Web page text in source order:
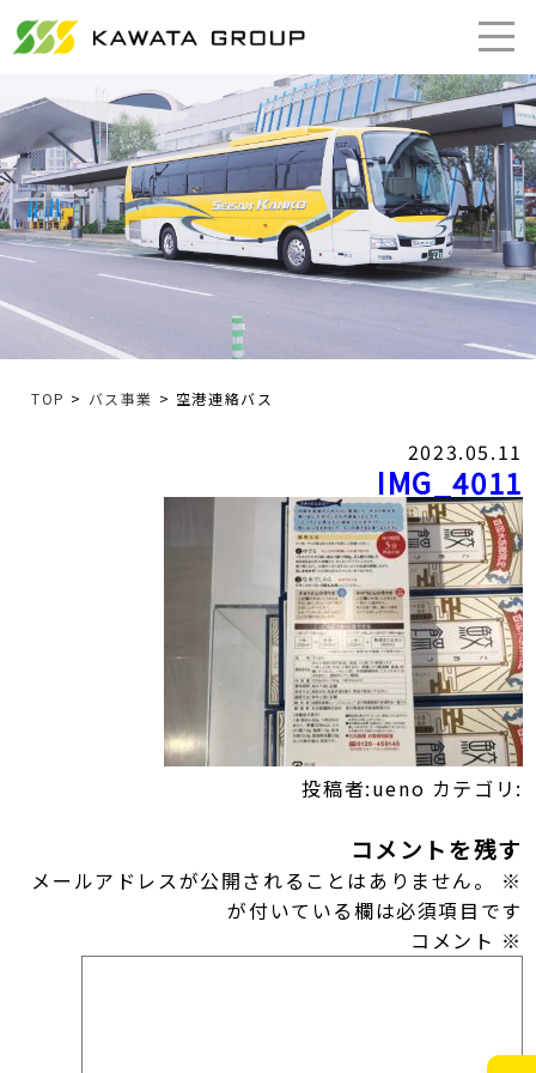
TOP > バス事業 > 空港連絡バス
2023.05.11
IMG_4011
投稿者:ueno カテゴリ:
コメントを残す
メールアドレスが公開されることはありません。
※
が付いている欄は必須項目です
コメント ※